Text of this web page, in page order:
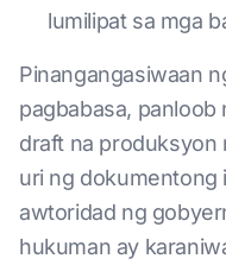
lumilipat sa mga
Pinangangasiwaan
pagbabasa, panloob
draft na produksyon
uri ng dokumentong
awtoridad ng
hukuman ay